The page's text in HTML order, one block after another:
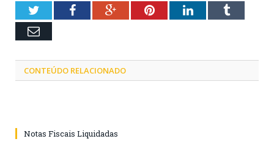
TwitterFacebookGoogle+PinterestLinkedInTumblr
Email
CONTEÚDO RELACIONADO
Notas Fiscais Liquidadas